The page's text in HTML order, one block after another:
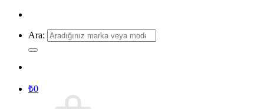
Ara:
₺0